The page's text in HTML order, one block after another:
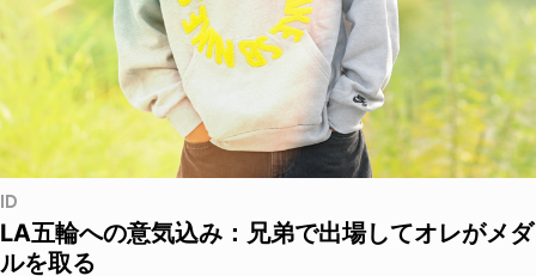
ID
LA五輪への意気込み：兄弟で出場してオレがメダ
ルを取る